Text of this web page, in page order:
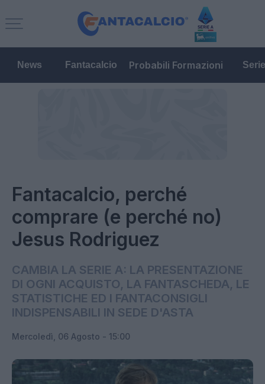
News Fantacalcio Probabili Formazioni
Fantacalcio, perché
comprare (e perché no)
Jesus Rodriguez
CAMBIA LA SERIE A: LA PRESENTAZIONE
DI OGNI ACQUISTO, LA FANTASCHEDA, LE
STATISTICHE ED I FANTACONSIGLI
INDISPENSABILI IN SEDE D'ASTA
Mercoledì, 06 Agosto - 15:00